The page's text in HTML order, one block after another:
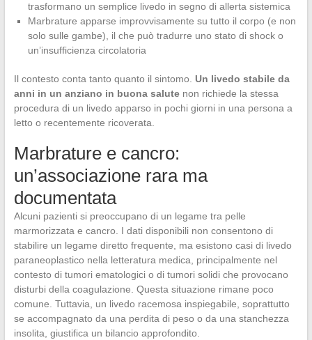
trasformano un semplice livedo in segno di allerta sistemica
Marbrature apparse improvvisamente su tutto il corpo (e non
solo sulle gambe), il che può tradurre uno stato di shock o
un’insufficienza circolatoria
Il contesto conta tanto quanto il sintomo. Un livedo stabile da
anni in un anziano in buona salutenon richiede la stessa
procedura di un livedo apparso in pochi giorni in una persona a
letto o recentemente ricoverata.
Marbrature e cancro:
un’associazione rara ma
documentata
Alcuni pazienti si preoccupano di un legame tra pelle
marmorizzata e cancro. I dati disponibili non consentono di
stabilire un legame diretto frequente, ma esistono casi di livedo
paraneoplastico nella letteratura medica, principalmente nel
contesto di tumori ematologici o di tumori solidi che provocano
disturbi della coagulazione. Questa situazione rimane poco
comune. Tuttavia, un livedo racemosa inspiegabile, soprattutto
se accompagnato da una perdita di peso o da una stanchezza
insolita, giustifica un bilancio approfondito.